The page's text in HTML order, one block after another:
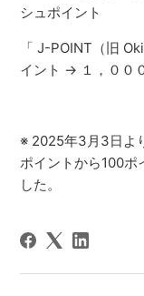
シュポイント
「 J-POINT（旧
イント → １，００
※ 2025年3月3日よ
ポイントから100ポ
した。